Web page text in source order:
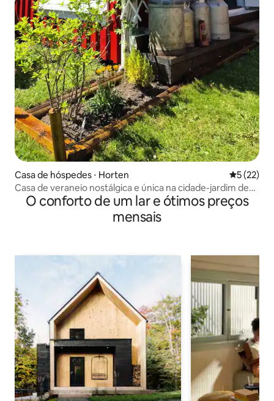
Casa de hóspedes ⋅ Horten 5 de uma
5 (22)
Casa de veraneio nostálgica e única na cidade-jardim de
Horten
O conforto de um lar e ótimos preços
mensais